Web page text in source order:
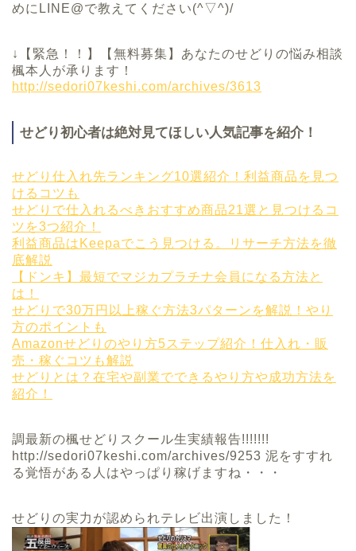
めにLINE@で教えてください(^▽^)/
↓【緊急！！】【無料募集】あなたのせどりの悩み相談
楓本人が承ります！
http://sedori07keshi.com/archives/3613
せどり初心者は絶対見てほしい人気記事を紹介！
せどり仕入れ先ランキング10選紹介！利益商品を見つ
けるコツも
せどりで仕入れるべきおすすめ商品21選と見つけるコ
ツを3つ紹介！
利益商品はKeepaでこう見つける。リサーチ方法を徹
底解説
【ドンキ】最短でマジカプラチナ会員になる方法と
は！
せどりで30万円以上稼ぐ方法3パターンを解説！やり
方のポイントも
Amazonせどりのやり方5ステップ紹介！仕入れ・販
売・稼ぐコツも解説
せどりとは？在宅や副業でできるやり方や成功方法を
紹介！
調最新の楓せどりスクール生実績報告!!!!!!!
http://sedori07keshi.com/archives/9253 泥をすすれ
る覚悟がある人はやっぱり稼げますね・・・
せどりの実力が認められテレビ出演しました！